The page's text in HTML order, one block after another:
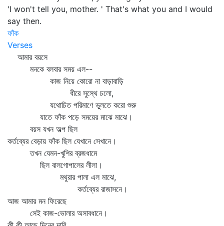
'I won't tell you, mother. ' That's what you and I would
say then.
ফাঁক
Verses
আমার বয়সে
মনকে বলবার সময় এল--
কাজ নিয়ে কোরো না বাড়াবাড়ি
ধীরে সুস্থে চলো,
যথোচিত পরিমাণে ভুলতে করো শুরু
যাতে ফাঁক পড়ে সময়ের মাঝে মাঝে।
বয়স যখন অল্প ছিল
কর্তব্যের বেড়ায় ফাঁক ছিল যেখানে সেখানে।
তখন যেমন-খুশির ব্রজধামে
ছিল বালগোপালের লীলা।
মথুরার পালা এল মাঝে,
কর্তব্যের রাজাসনে।
আজ আমার মন ফিরেছে
সেই কাজ-ভোলার অসাবধানে।